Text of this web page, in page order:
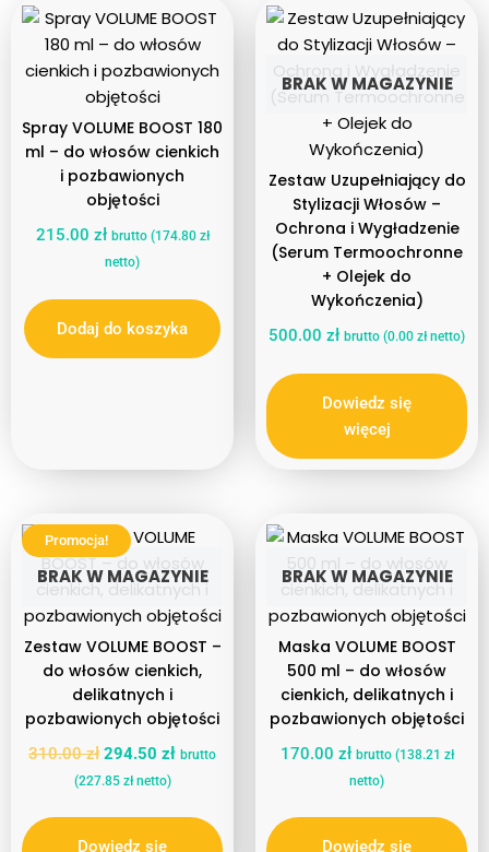
Spray VOLUME BOOST 180
ml – do włosów cienkich
i pozbawionych
objętości
215.00 zł brutto (174.80 zł
netto)
Dodaj do koszyka
BRAK W MAGAZYNIE
Zestaw Uzupełniający do
Stylizacji Włosów –
Ochrona i Wygładzenie
(Serum Termoochronne
+ Olejek do
Wykończenia)
500.00 zł brutto (0.00 złnetto)
Dowiedz się
więcej
BRAK W MAGAZYNIE
Promocja!
Zestaw VOLUME BOOST –
do włosów cienkich,
delikatnych i
pozbawionych objętości
310.00zł 294.50 zł brutto
(227.85 złnetto)
Dowiedz się
BRAK W MAGAZYNIE
Maska VOLUME BOOST
500 ml – do włosów
cienkich, delikatnych i
pozbawionych objętości
170.00 zł brutto (138.21 zł
netto)
Dowiedz się